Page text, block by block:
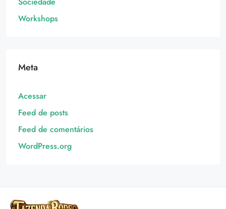
Workshops
Meta
Acessar
Feed de posts
Feed de comentários
WordPress.org